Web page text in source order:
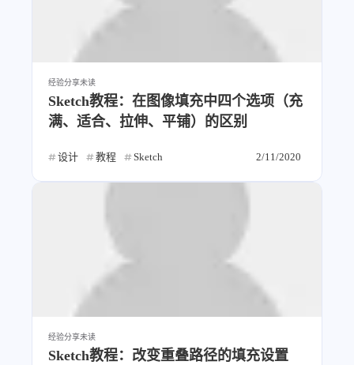
经验分享未读
Sketch教程：在图像填充中四个选项（充
满、适合、拉伸、平铺）的区别
设计 教程 Sketch 2/11/2020
经验分享未读
Sketch教程：改变重叠路径的填充设置